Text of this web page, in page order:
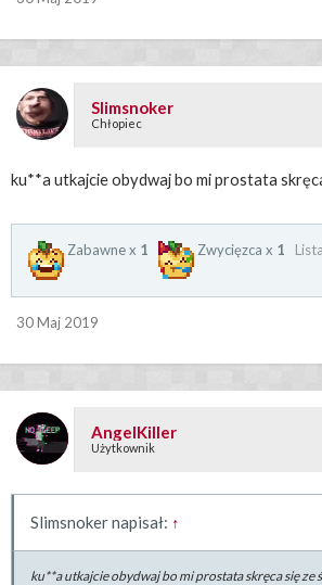
Slimsnoker
Chłopiec
ku**a utkajcie obydwaj bo mi prostata
Zabawne x 1 Zwycięzca x 1 Lista
30 Maj 2019
AngelKiller
Użytkownik
Slimsnoker napisał: ↑
ku**a utkajcie obydwaj bo mi prostata skręca się ze